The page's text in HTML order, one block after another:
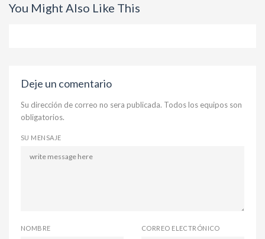
You Might Also Like This
Deje un comentario
Su dirección de correo no sera publicada. Todos los equipos son
obligatorios.
SU MENSAJE
NOMBRE CORREO ELECTRÓNICO